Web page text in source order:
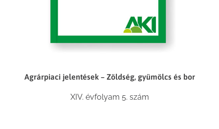
Agrárpiaci jelentések – Zöldség, gyümölcs és bor
XIV. évfolyam 5. szám